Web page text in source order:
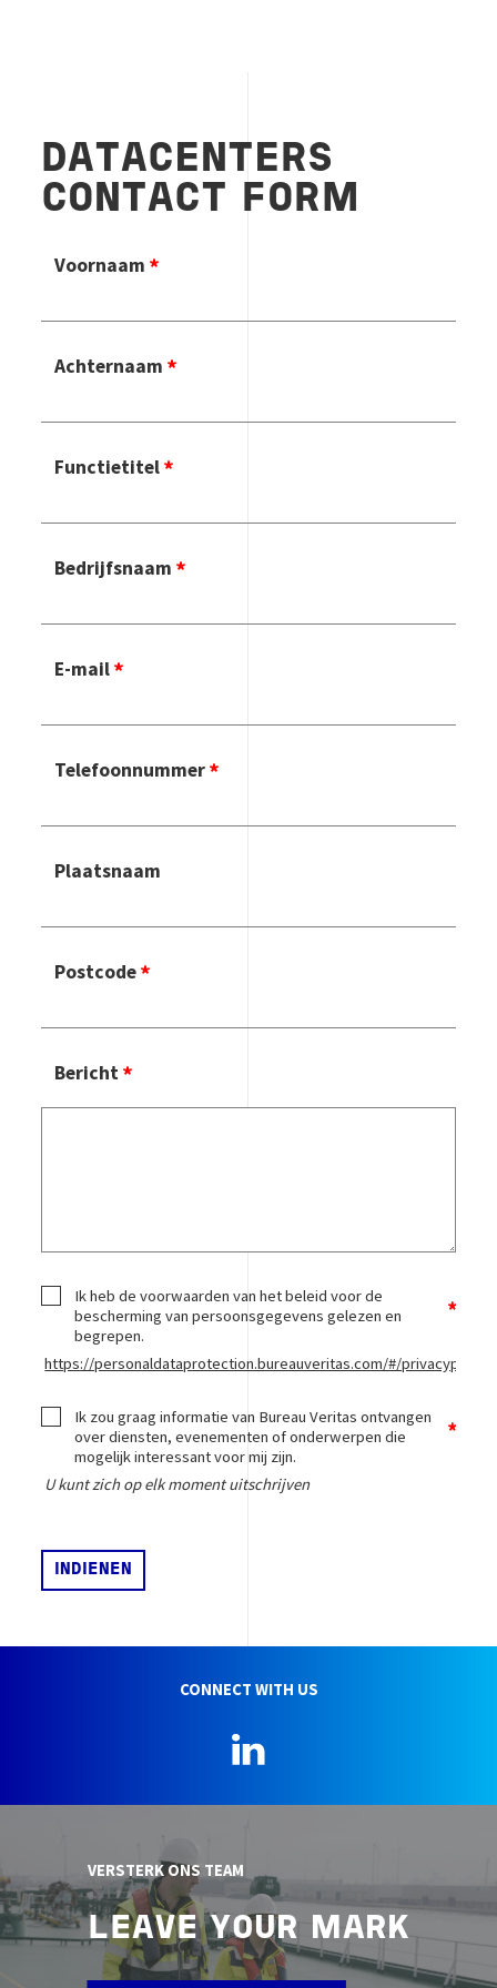
DATACENTERS
CONTACT FORM
Voornaam
Achternaam
Functietitel
Bedrijfsnaam
E-mail
Telefoonnummer
Plaatsnaam
Postcode
Bericht
Ik heb de voorwaarden van het beleid voor de
bescherming van persoonsgegevens gelezen en
begrepen.
https://personaldataprotection.bureauveritas.com/#/privacypolicy
Ik zou graag informatie van Bureau Veritas ontvangen
over diensten, evenementen of onderwerpen die
mogelijk interessant voor mij zijn.
U kunt zich op elk moment uitschrijven
CONNECT WITH US
VERSTERK ONS TEAM
LEAVE YOUR MARK